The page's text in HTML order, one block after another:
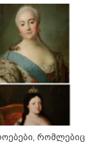
საჰაერო
აფეთქდა" -
პრემიერ-მინისტრი
რომლებიც